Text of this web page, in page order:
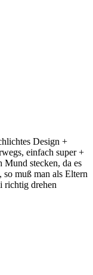
Design +
einfach super +
Mund stecken, da es
muß man als Eltern
richtig drehen